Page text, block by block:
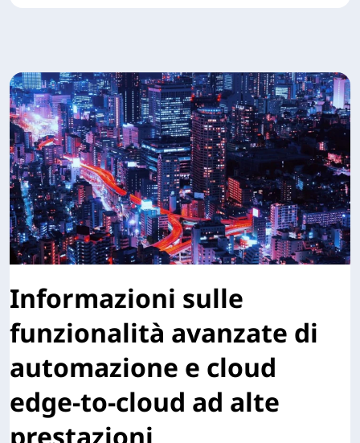
Informazioni sulle
funzionalità avanzate di
automazione e cloud
edge-to-cloud ad alte